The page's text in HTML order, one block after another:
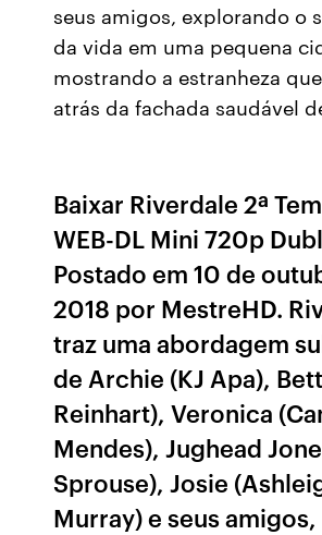
seus amigos, explorando o
da vida em uma pequena
mostrando a estranheza
atrás da fachada saudável
Baixar Riverdale 2ª
WEB-DL Mini 720p
Postado em 10 de
2018 por MestreHD.
traz uma abordagem
de Archie (KJ Apa),
Reinhart), Veronica
Mendes), Jughead
Sprouse), Josie
Murray) e seus amigos,